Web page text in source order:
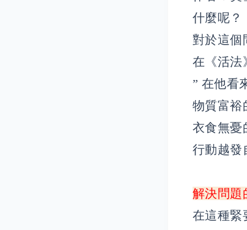
什麼呢？
對於這個
在《活法
” 在他看
物質富裕
衣食無憂
行動越發
解決問題
在這種緊